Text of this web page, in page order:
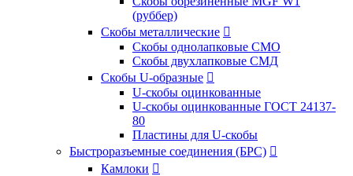
(руббер)
Скобы металлические 
Скобы однолапковые СМО
Скобы двухлапковые СМД
Скобы U-образные 
U-скобы оцинкованные
U-скобы оцинкованные ГОСТ 24137-
80
Пластины для U-скобы
Быстроразъемные соединения (БРС) 
Камлоки 